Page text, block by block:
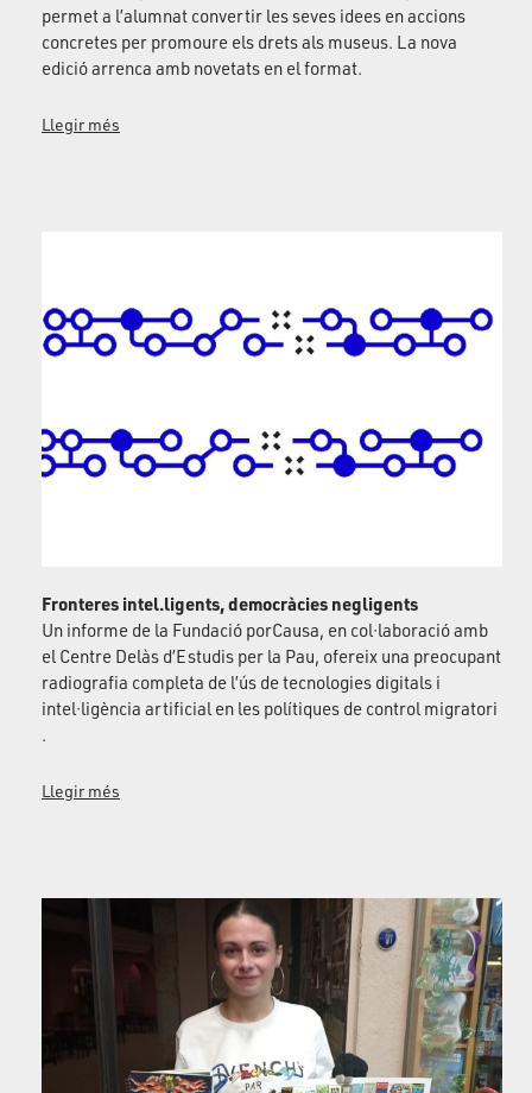
permet a l’alumnat convertir les seves idees en accions
concretes per promoure els drets als museus. La nova
edició arrenca amb novetats en el format.
Llegir més
Fronteres intel.ligents, democràcies negligents
Un informe de la Fundació porCausa, en col·laboració amb
el Centre Delàs d’Estudis per la Pau, ofereix una preocupant
radiografia completa de l’ús de tecnologies digitals i
intel·ligència artificial en les polítiques de control migratori
.
Llegir més